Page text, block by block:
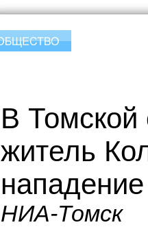
В Томской
житель
НИА-Томск